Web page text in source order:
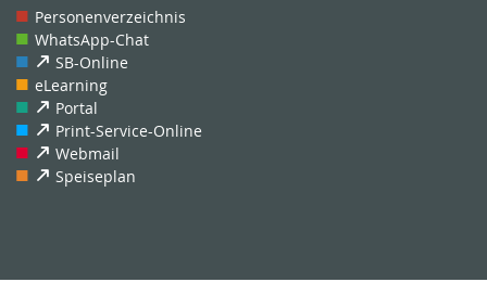
Personenverzeichnis
WhatsApp-Chat
SB-Online
eLearning
Portal
Print-Service-Online
Webmail
Speiseplan